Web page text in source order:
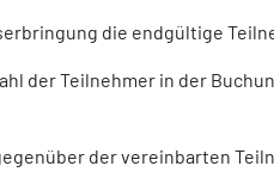
die endgültige
der Teilnehmer in der
der vereinbarten